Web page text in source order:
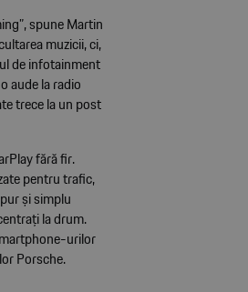
spune Martin
muzicii, ci,
de infotainment
aude la radio
trece la un post
fără fir.
pentru trafic,
și simplu
la drum.
urilor
Porsche.